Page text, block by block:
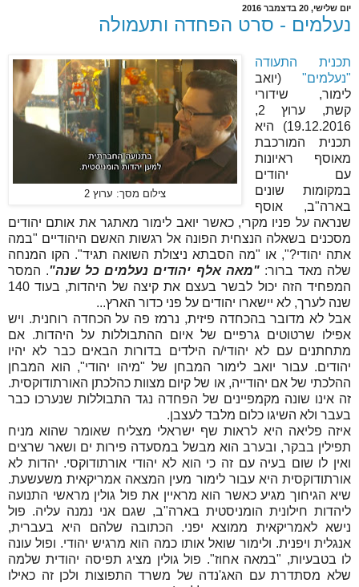
יום שלישי, 20 בדצמבר 2016
נעלמים - סרט הפחדה ותעמולה
צילום מסך: ערוץ 2
תכנית התעודה
"נעלמים" (יואב
לימור, שידורי
קשת, ערוץ 2,
19.12.2016) היא
תכנית המורכבת
מאוסף ראיונות
עם יהודים
במקומות שונים
בארה"ב, אוסף
שנראה על פניו מקרי, כאשר יואב לימור מאתגר את אותם יהודים
מסכנים בשאלה הנצחית הפונה אל רגשות האשם היהודיים "במה
אתה יהודי?", או "מה הסבתא ניצולת השואה תגיד". הקו המנחה
שלה מאד ברור:"מאה אלף יהודים נעלמים כל שנה". המסר
המפחיד הזה יכול לבשר בעצם את קיצה של היהדות, בעוד 140
שנה לערך, לא יישארו יהודים על פני כדור הארץ...
אבל לא מדובר בהכחדה פיזית, נרמז פה על הכחדה רוחנית. ויש
אפילו שרטוטים גרפיים של איום ההתבוללות על היהדות. אם
מתחתנים עם לא יהודי/ה הילדים בדורות הבאים כבר לא יהיו
יהודים. עבור יואב לימור המבחן של "מיהו יהודי", הוא המבחן
ההלכתי של אם יהודייה, או של קיום מצוות כהלכתן האורתודוקסית.
זה אינו שונה מקמפיינים של הפחדה נגד התבוללות שנערכו כבר
בעבר ולא השיגו כלום מלבד לעצבן.
איזה פליאה היא לראות שף ישראלי מצליח שאומר שהוא מניח
תפילין בבקר, ובערב הוא מבשל במסעדה פירות ים ושאר שרצים
ואין לו שום בעיה עם זה כי הוא לא יהודי אורתודוקסי. יהדות לא
אורתודוקסית היא עבור לימור מעין המצאה אמריקאית משעשעת.
שיא הגיחוך מגיע כאשר הוא מראיין את פול גולין מראשי התנועה
ליהדות חילונית הומניסטית בארה"ב, שגם אני נמנה עליה. פול
נישא לאמריקאית ממוצא יפני. הכתובה שלהם היא בעברית,
אנגלית ויפנית. ולימור שואל אותו כמה הוא מרגיש יהודי. ופול עונה
לו בטבעיות, "במאה אחוז". פול גולין מציג תפיסה יהודית שלמה
שלא מסתדרת עם האג'נדה של משרד התפוצות ולכן זה כאילו